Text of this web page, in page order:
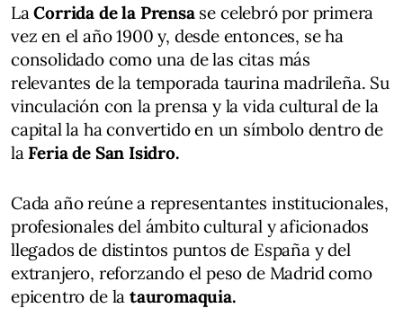
LaCorrida de la Prensase celebró por primera
vez en el año 1900 y, desde entonces, se ha
consolidado como una de las citas más
relevantes de la temporada taurina madrileña. Su
vinculación con la prensa y la vida cultural de la
capital la ha convertido en un símbolo dentro de
la Feria de San Isidro.
Cada año reúne a representantes institucionales,
profesionales del ámbito cultural y aficionados
llegados de distintos puntos de España y del
extranjero, reforzando el peso de Madrid como
epicentro de la tauromaquia.